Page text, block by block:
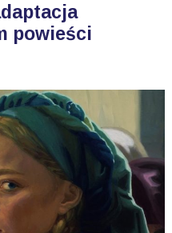
powieści